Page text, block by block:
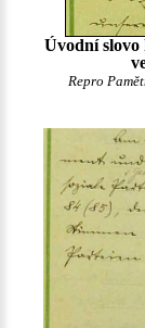
Úvodní
Repro